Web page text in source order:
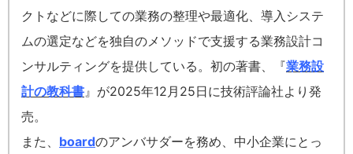
クトなどに際しての業務の整理や最適化、導入システ
ムの選定などを独自のメソッドで支援する業務設計コ
ンサルティングを提供している。初の著書、『業務設
計の教科書』が2025年12月25日に技術評論社より発
売。
また、 boardのアンバサダーを務め、中小企業にとっ